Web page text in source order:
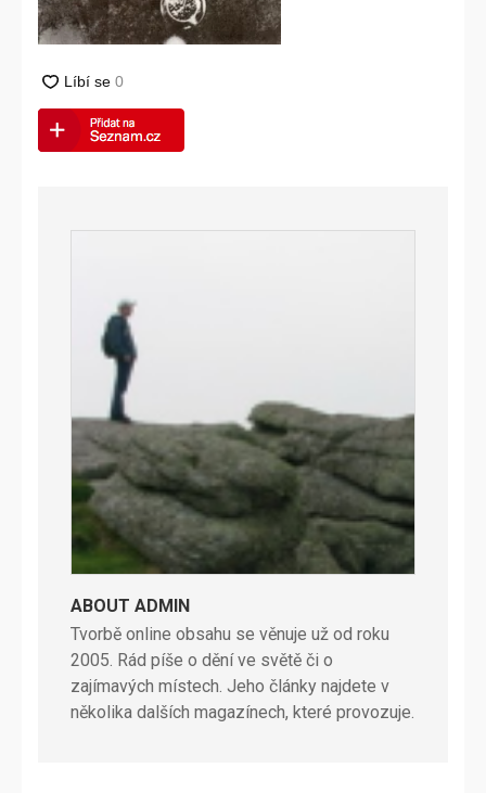
ABOUT ADMIN
Tvorbě online obsahu se věnuje už od roku
2005. Rád píše o dění ve světě či o
zajímavých místech. Jeho články najdete v
několika dalších magazínech, které provozuje.